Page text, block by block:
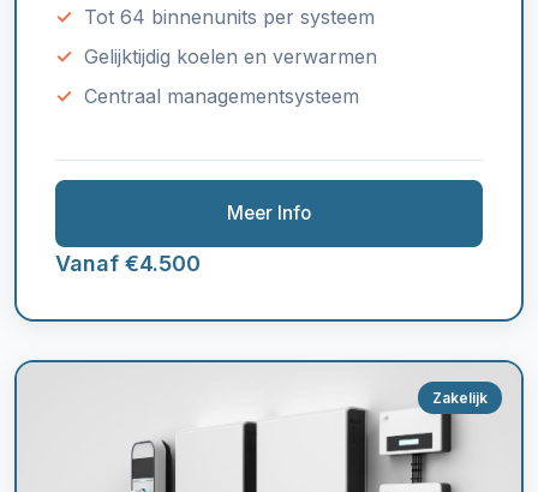
Tot 64 binnenunits per systeem
Gelijktijdig koelen en verwarmen
Centraal managementsysteem
Meer Info
Vanaf €4.500
Zakelijk